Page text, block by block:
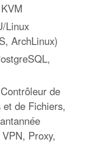
Linux
ArchLinux)
de
et de Fichiers,
Proxy,